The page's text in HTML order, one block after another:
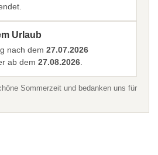
Urlaub
nach dem 27.07.2026
ab dem 27.08.2026
Sommerzeit und bedanken uns für